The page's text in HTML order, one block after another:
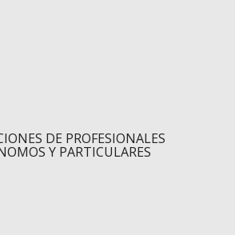
DE PROFESIONALES
Y PARTICULARES